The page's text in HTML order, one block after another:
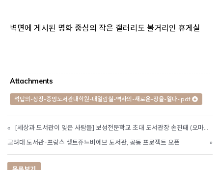
벽면에 게시된 명화 중심의 작은 갤러리도 볼거리인 휴게실
Attachments
석탑의-상징-중앙도서관대학원-대열람실-역사의-새로운-장을-열다-.pdf
«
고려대 도서관-프랑스 생트쥬느비에브 도서관, 공동 프로젝트 오픈
»